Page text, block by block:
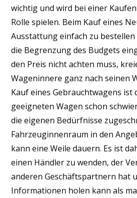
wichtig und wird bei einer
Rolle spielen. Beim Kauf eines
Ausstattung einfach zu
die Begrenzung des Budgets
den Preis nicht achten muss,
Wageninnere ganz nach seinen
Kauf eines Gebrauchtwagens ist
geeigneten Wagen schon
die eigenen Bedürfnisse
Fahrzeuginnenraum in den
kann eine Weile dauern. Es ist
einen Händler zu wenden, der
anderen Geschäftspartnern hat
Informationen holen kann als